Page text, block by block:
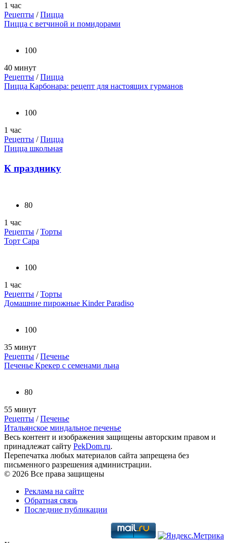
1 час
Рецепты /Пицца
Пицца с ветчиной и помидорами
100
40 минут
Рецепты /Пицца
Пицца Карбонара: рецепт для настоящих гурманов
100
1 час
Рецепты /Пицца
Пицца школьная
К празднику
80
1 час
Рецепты /Торты
Торт Сара
100
1 час
Рецепты /Торты
Домашние пирожные Kinder Paradiso
100
35 минут
Рецепты /Печенье
Печенье Крекер с семенами льна
80
55 минут
Рецепты /Печенье
Итальянское миндальное печенье
Весь контент и изображения защищены авторским правом и
принадлежат сайту PekDom.ru.
Перепечатка любых материалов сайта запрещена без
письменного разрешения администрации.
© 2026 Все права защищены
Реклама на сайте
Обратная связь
Последние публикации